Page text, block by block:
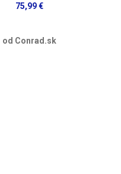
75,99 €
od Conrad.sk